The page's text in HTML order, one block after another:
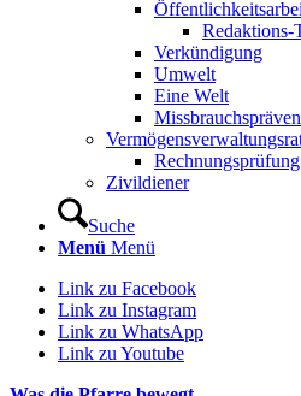
Redaktions-
Verkündigung
Umwelt
Eine Welt
Rechnungsprüfung
Zivildiener
Suche
Menü Menü
Link zu Facebook
Link zu Instagram
Link zu WhatsApp
Link zu Youtube